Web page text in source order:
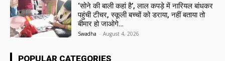
‘सोने की बाली कहां है’, लाल कपड़े में नारियल बांधकर
पहुंची टीचर, स्कूली बच्चों को डराया, नहीं बताया तो
बीमार हो जाओगे…
Swadha - August 4, 2026
POPULAR CATEGORIES